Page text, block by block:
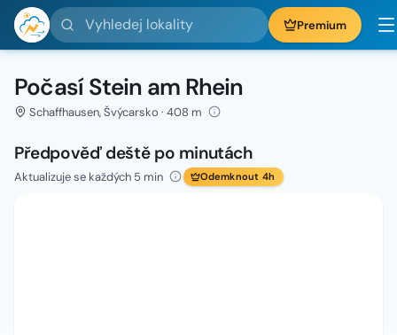
Vyhledej lokality Premium
Počasí Stein am Rhein
Schaffhausen, Švýcarsko · 408 m
Předpověď deště po minutách
Aktualizuje se každých 5 min Odemknout 4h